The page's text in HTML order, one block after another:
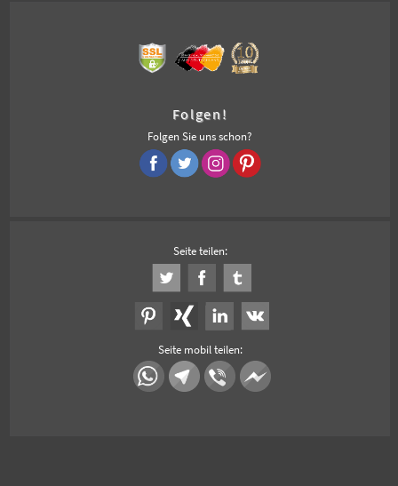
Folgen!
Folgen Sie uns schon?
Seite teilen:
Seite mobil teilen: